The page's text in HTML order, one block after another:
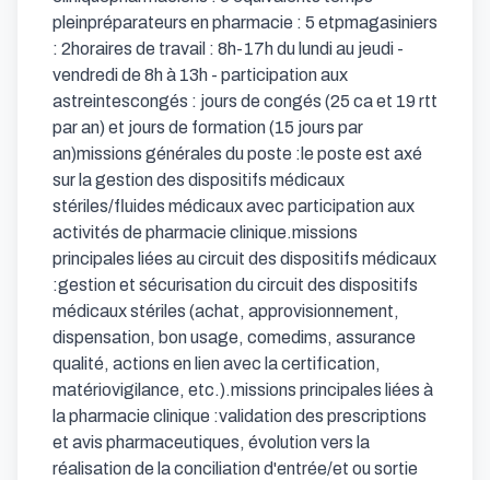
pleinpréparateurs en pharmacie : 5 etpmagasiniers
: 2horaires de travail : 8h-17h du lundi au jeudi -
vendredi de 8h à 13h - participation aux
astreintescongés : jours de congés (25 ca et 19 rtt
par an) et jours de formation (15 jours par
an)missions générales du poste :le poste est axé
sur la gestion des dispositifs médicaux
stériles/fluides médicaux avec participation aux
activités de pharmacie clinique.missions
principales liées au circuit des dispositifs médicaux
:gestion et sécurisation du circuit des dispositifs
médicaux stériles (achat, approvisionnement,
dispensation, bon usage, comedims, assurance
qualité, actions en lien avec la certification,
matériovigilance, etc.).missions principales liées à
la pharmacie clinique :validation des prescriptions
et avis pharmaceutiques, évolution vers la
réalisation de la conciliation d'entrée/et ou sortie